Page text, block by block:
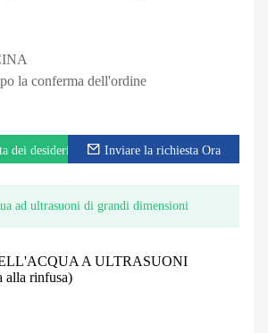
la conferma dell'ordine
dei desideri Inviare la richiesta Ora
ad ultrasuoni di grandi dimensioni
A ULTRASUONI
alla rinfusa)